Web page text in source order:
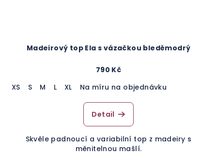
Madeirový top Ela s vázačkou bleděmodrý
790 Kč
XS
S M L XL Na míru na objednávku
Detail
Skvěle padnoucí a variabilní top z madeiry s
měnitelnou mašlí.